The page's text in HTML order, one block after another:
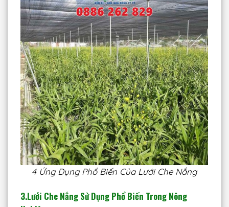
4 Ứng Dụng Phổ Biến Của Lưới Che Nắng
3.Lưới Che Nắng Sử Dụng Phổ Biến Trong Nông